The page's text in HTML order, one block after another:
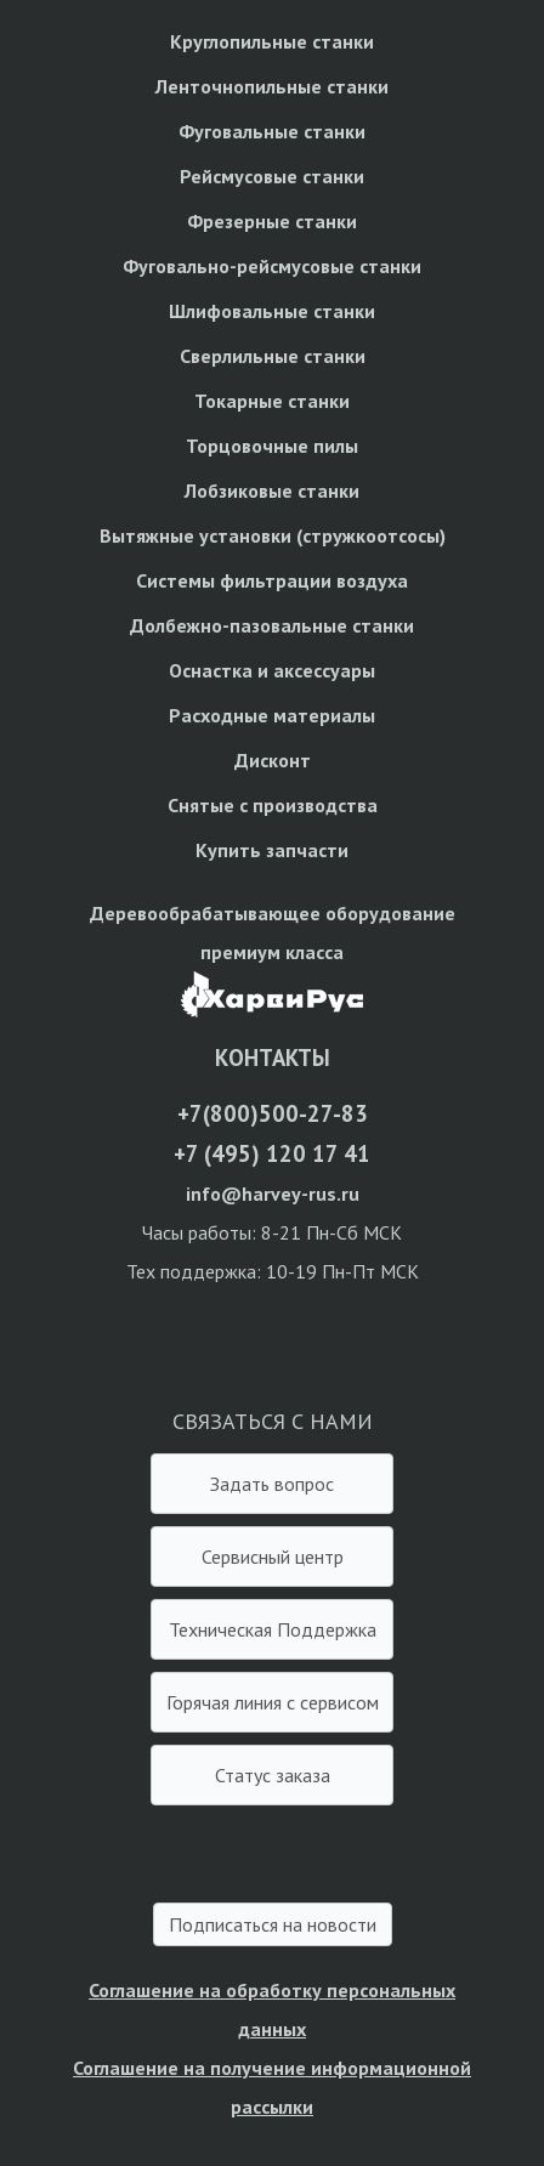
Круглопильные станки
Ленточнопильные станки
Фуговальные станки
Рейсмусовые станки
Фрезерные станки
Фуговально-рейсмусовые станки
Шлифовальные станки
Сверлильные станки
Токарные станки
Торцовочные пилы
Лобзиковые станки
Вытяжные установки (стружкоотсосы)
Системы фильтрации воздуха
Долбежно-пазовальные станки
Оснастка и аксессуары
Расходные материалы
Дисконт
Снятые с производства
Купить запчасти
Деревообрабатывающее оборудование
премиум класса
КОНТАКТЫ
+7(800)500-27-83
+7 (495) 120 17 41
info@harvey-rus.ru
Часы работы: 8-21 Пн-Сб МСК
Тех поддержка: 10-19 Пн-Пт МСК
СВЯЗАТЬСЯ С НАМИ
Задать вопрос
Сервисный центр
Техническая Поддержка
Горячая линия с сервисом
Статус заказа
Подписаться на новости
Соглашение на обработку персональных
данных
Соглашение на получение информационной
рассылки